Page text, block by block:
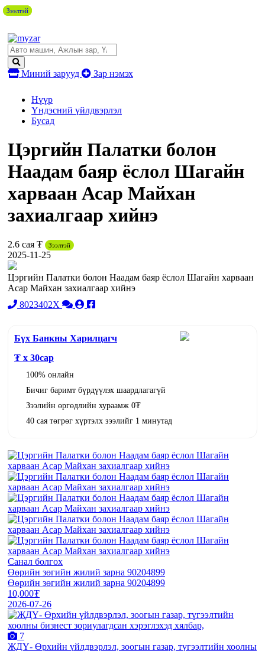
Миний зарууд Зар нэмэх
Нүүр
Үндэсний үйлдвэрлэл
Бусад
Цэргийн Палатки болон
Наадам баяр ёслол Шагайн
харваан Асар Майхан
захиалгаар хийнэ
2.6 сая ₮ Зээлтэй
2025-11-25
Цэргийн Палатки болон Наадам баяр ёслол Шагайн харваан
Асар Майхан захиалгаар хийнэ
8023402X
Бүх Банкны Харилцагч
₮ x 30сар
100% онлайн
Бичиг баримт бүрдүүлэх шаардлагагүй
Зээлийн өргөдлийн хураамж 0₮
40 сая төгрөг хүртэлх зээлийг 1 минутад
Санал болгох
Өөрийн зөгийн жилий зарна 90204899
Өөрийн зөгийн жилий зарна 90204899
10,000₮
2026-07-26
Зээлтэй
7
ЖДҮ- Өрхийн үйлдвэрлэл, зоогын газар, түгээлтийн хоолны
Зээлтэй
Зээлтэй
Зээлтэй